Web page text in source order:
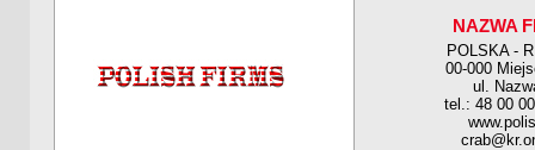
NAZWA
POLSKA -
00-000
ul.
tel.: 48 00